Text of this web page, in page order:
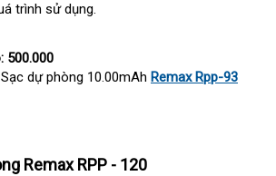
trình sử dụng.
500.000
dự phòng 10.00mAh Remax Rpp-93
Remax RPP - 120